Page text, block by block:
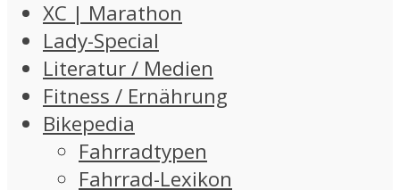
XC | Marathon
Lady-Special
Literatur / Medien
Fitness / Ernährung
Bikepedia
Fahrradtypen
Fahrrad-Lexikon